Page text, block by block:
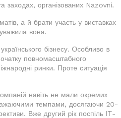
заходах, організованих Nazovni.
а й брати участь у виставках
вона.
бізнесу. Особливо в
повномасштабного
ринки. Проте ситуація
навіть не мали окремих
темпами, досягаючи 20-
Вже другий рік поспіль ІТ-